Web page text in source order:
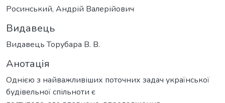
Росинський, Андрій Валерійович
Видавець
Видавець Торубара В. В.
Анотація
Однією з найважливіших поточних задач української
будівельної спільноти є